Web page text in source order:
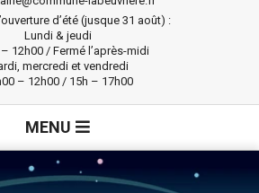
d’été (jusque 31 août) :
Lundi & jeudi
12h00 / Fermé l’après-midi
mercredi et vendredi
– 12h00 / 15h – 17h00
MENU